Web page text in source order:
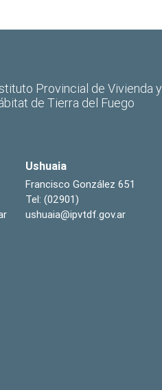
Provincial de Vivienda y
de Tierra del Fuego
Ushuaia
Francisco González 651
Tel: (02901)
ushuaia@ipvtdf.gov.ar